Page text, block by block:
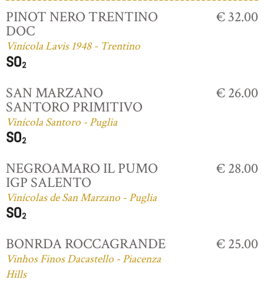
PINOT NERO TRENTINO
DOC
Vinícola Lavis 1948 - Trentino
€ 32.00
SAN MARZANO
SANTORO PRIMITIVO
Vinícola Santoro - Puglia
€ 26.00
NEGROAMARO IL PUMO
IGP SALENTO
Vinícolas de San Marzano - Puglia
€ 28.00
BONRDA ROCCAGRANDE
Vinhos Finos Dacastello - Piacenza
Hills
€ 25.00